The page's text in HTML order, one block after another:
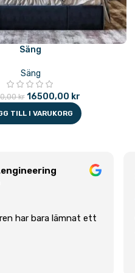
Säng
Säng
kr 16500,00 kr
TILL I VARUKORG
har bara lämnat ett